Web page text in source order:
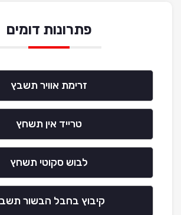
פתרונות דומים
זרימת אוויר תשבץ
טרייד אין תשחץ
לבוש סקוטי תשחץ
קיבוץ בחבל הבשור